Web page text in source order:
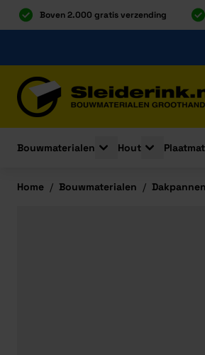
Boven 2.000 gratis verzending
Bouwmaterialen
Toggle submenu for
Hout
Toggle
Home / Bouwmaterialen / Dakpannen